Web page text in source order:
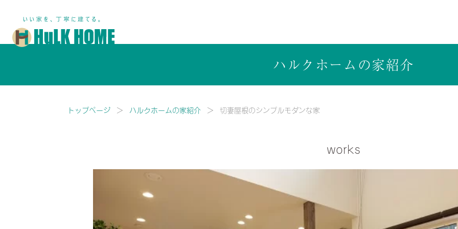
ハルクホームの家紹介
トップページ ハルクホームの家紹介 切妻屋根のシンプルモダンな家
works